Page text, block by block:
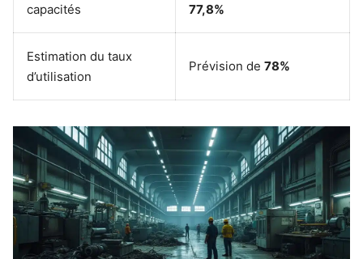
capacités
77,8%
Estimation du taux
d’utilisation
Prévision de 78%